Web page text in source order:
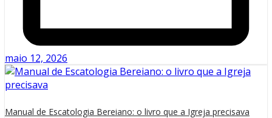
maio 12, 2026
Manual de Escatologia Bereiano: o livro que a Igreja precisava